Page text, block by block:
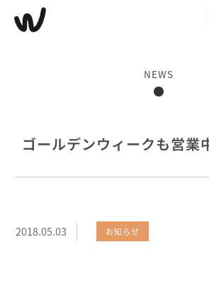
ゴールデンウィークも営業
NEWS
2018.05.03 お知らせ